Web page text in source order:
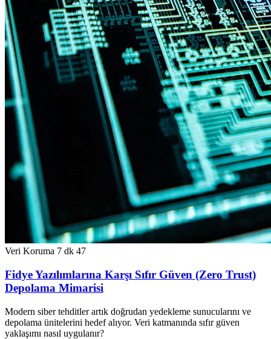
Veri Koruma 7 dk 47
Fidye Yazılımlarına Karşı Sıfır Güven (Zero Trust)
Depolama Mimarisi
Modern siber tehditler artık doğrudan yedekleme sunucularını ve
depolama ünitelerini hedef alıyor. Veri katmanında sıfır güven
yaklaşımı nasıl uygulanır?